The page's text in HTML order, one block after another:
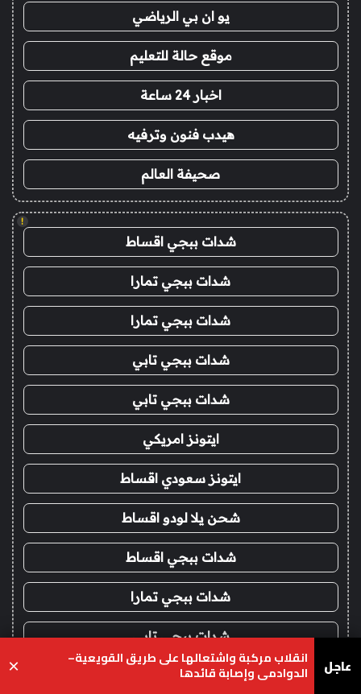
يو ان بي الرياضي
موقع حالة للتعليم
اخبار 24 ساعة
هيدب فنون وترفيه
صحيفة العالم
!
شدات ببجي اقساط
شدات ببجي تمارا
شدات ببجي تمارا
شدات ببجي تابي
شدات ببجي تابي
ايتونز امريكي
ايتونز سعودي اقساط
شحن يلا لودو اقساط
شدات ببجي اقساط
شدات ببجي تمارا
شدات ببجي تابي
متجر تقسيط عاجل انقلاب مركبة واشتعالها على طريق القويعية–
الدوادمي وإصابة قائدها ×